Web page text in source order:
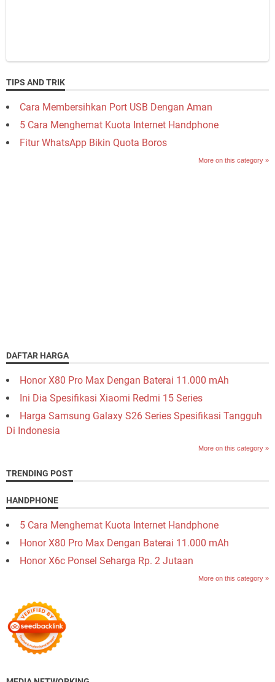
TIPS AND TRIK
Cara Membersihkan Port USB Dengan Aman
5 Cara Menghemat Kuota Internet Handphone
Fitur WhatsApp Bikin Quota Boros
More on this category »
DAFTAR HARGA
Honor X80 Pro Max Dengan Baterai 11.000 mAh
Ini Dia Spesifikasi Xiaomi Redmi 15 Series
Harga Samsung Galaxy S26 Series Spesifikasi Tangguh
Di Indonesia
More on this category »
TRENDING POST
HANDPHONE
5 Cara Menghemat Kuota Internet Handphone
Honor X80 Pro Max Dengan Baterai 11.000 mAh
Honor X6c Ponsel Seharga Rp. 2 Jutaan
More on this category »